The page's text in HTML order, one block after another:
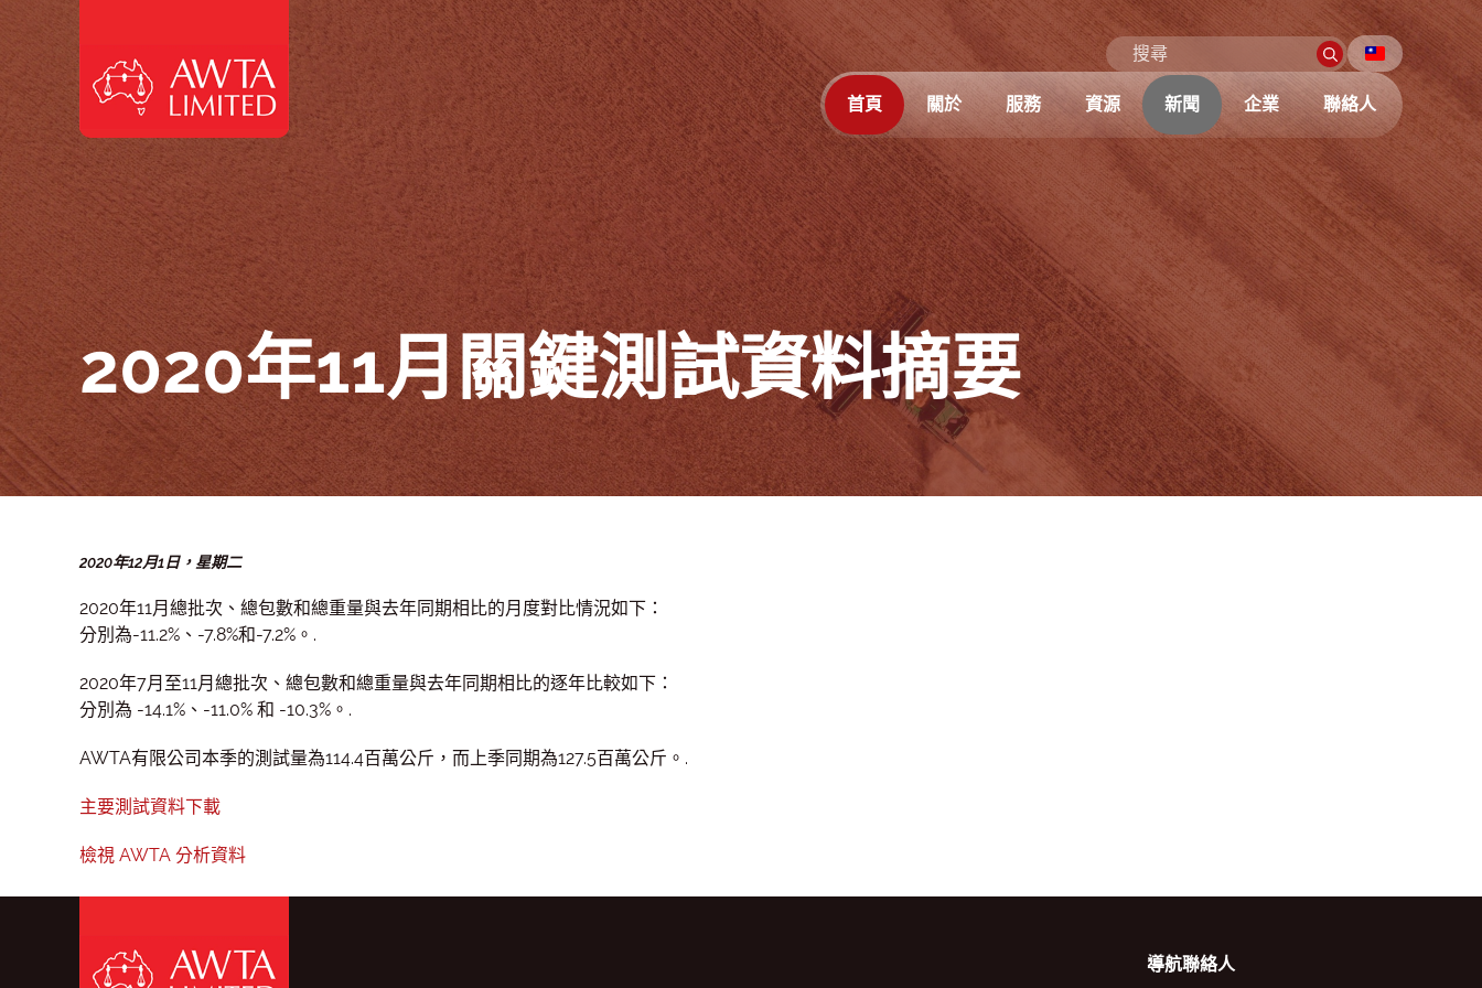
首頁 關於 服務 資源 新聞 企業 聯絡人
2020年11月關鍵測試資料摘要
2020年12月1日，星期二
2020年11月總批次、總包數和總重量與去年同期相比的月度對比情況如下：
分別為-11.2%、-7.8%和-7.2%。.
2020年7月至11月總批次、總包數和總重量與去年同期相比的逐年比較如下：
分別為 -14.1%、-11.0% 和 -10.3%。.
AWTA有限公司本季的測試量為114.4百萬公斤，而上季同期為127.5百萬公斤。.
主要測試資料下載
檢視 AWTA 分析資料
導航聯絡人